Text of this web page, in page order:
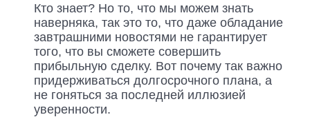
Кто знает? Но то, что мы можем знать
наверняка, так это то, что даже обладание
завтрашними новостями не гарантирует
того, что вы сможете совершить
прибыльную сделку. Вот почему так важно
придерживаться долгосрочного плана, а
не гоняться за последней иллюзией
уверенности.